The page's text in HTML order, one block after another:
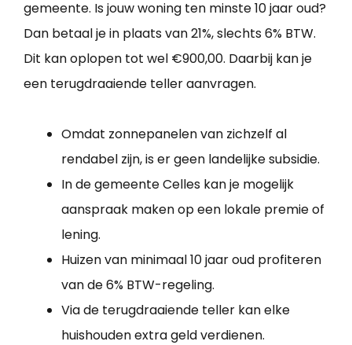
gemeente. Is jouw woning ten minste 10 jaar oud?
Dan betaal je in plaats van 21%, slechts 6% BTW.
Dit kan oplopen tot wel €900,00. Daarbij kan je
een terugdraaiende teller aanvragen.
Omdat zonnepanelen van zichzelf al
rendabel zijn, is er geen landelijke subsidie.
In de gemeente Celles kan je mogelijk
aanspraak maken op een lokale premie of
lening.
Huizen van minimaal 10 jaar oud profiteren
van de 6% BTW-regeling.
Via de terugdraaiende teller kan elke
huishouden extra geld verdienen.